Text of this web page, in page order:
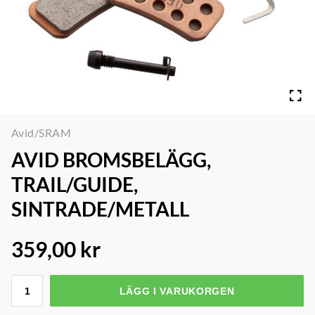
Avid/SRAM
AVID BROMSBELÄGG,
TRAIL/GUIDE,
SINTRADE/METALL
359,00 kr
LÄGG I VARUKORGEN